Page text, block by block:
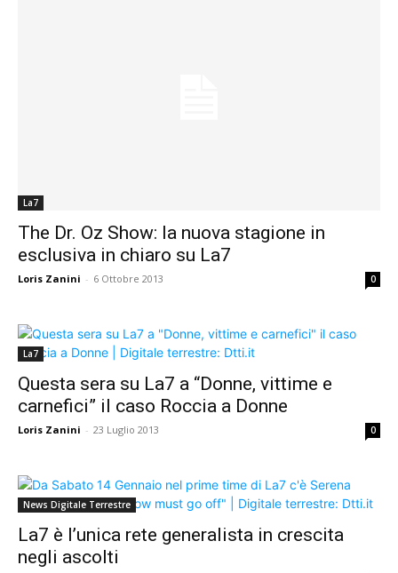
La7
The Dr. Oz Show: la nuova stagione in
esclusiva in chiaro su La7
Loris Zanini - 6 Ottobre 2013 0
La7
Questa sera su La7 a “Donne, vittime e
carnefici” il caso Roccia a Donne
Loris Zanini - 23 Luglio 2013 0
News Digitale Terrestre
La7 è l’unica rete generalista in crescita
negli ascolti